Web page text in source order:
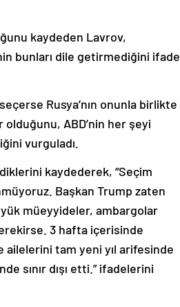
kaydeden Lavrov,
bunları dile getirmediğini ifade
Rusya’nın onunla birlikte
ABD’nin her şeyi
vurguladı.
kaydederek, “Seçim
Başkan Trump zaten
müeyyideler, ambargolar
3 hafta içerisinde
ailelerini tam yeni yıl arifesinde
sınır dışı etti.” ifadelerini